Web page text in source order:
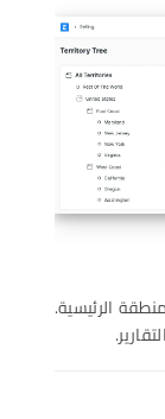
الرئيسية.